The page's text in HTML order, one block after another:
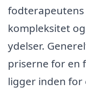
kompleksitet
ydelser.
priserne for en
ligger inden